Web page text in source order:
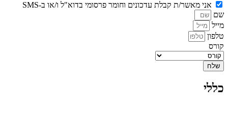
אני מאשר/ת קבלת עדכונים וחומר פרסומי בדוא"ל ו/או ב-SMS
שם
מייל
טלפון
קורס
שלח
כללי